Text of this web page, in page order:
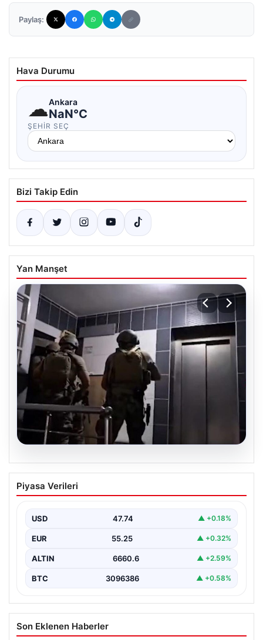
Paylaş:
Hava Durumu
☁Ankara
NaN°C
ŞEHIR SEÇ
Bizi Takip Edin
Yan Manşet
İntihar Eden Kişinin Mektubunda Ortaya
Çıkan İsimler ile Milyarlık Tefecilik
Elazığ'da, tefecilere borçlandığını belirterek yaşamına
alan…
Piyasa Verileri
USD 47.74 ▲ +0.18%
EUR 55.25 ▲ +0.32%
ALTIN 6660.6 ▲ +2.59%
BTC 3096386 ▲ +0.58%
Son Eklenen Haberler